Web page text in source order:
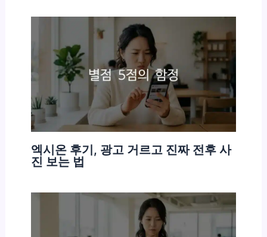
엑시온 후기, 광고 거르고 진짜 전후 사
진 보는 법